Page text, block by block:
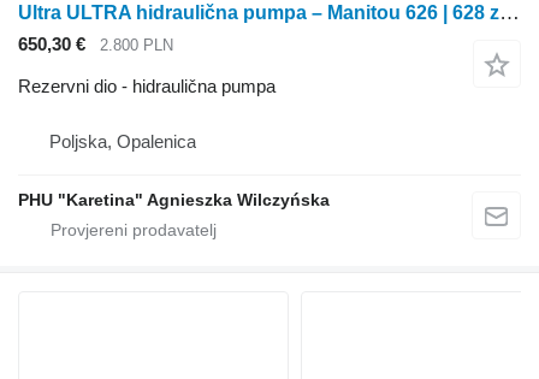
Ultra ULTRA hidraulična pumpa – Manitou 626 | 628 za Manitou 626 | 628 poljoprivrednog utovarivača
650,30 € 2.800 PLN
Rezervni dio - hidraulična pumpa
Poljska, Opalenica
PHU "Karetina" Agnieszka Wilczyńska